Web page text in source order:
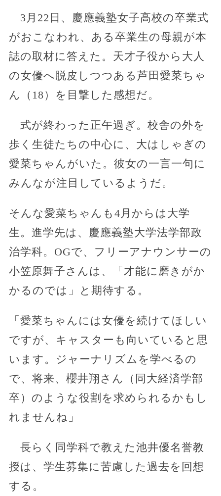
3月22日、慶應義塾女子高校の卒業式
がおこなわれ、ある卒業生の母親が本
誌の取材に答えた。天才子役から大人
の女優へ脱皮しつつある芦田愛菜ちゃ
ん（18）を目撃した感想だ。
式が終わった正午過ぎ。校舎の外を
歩く生徒たちの中心に、大はしゃぎの
愛菜ちゃんがいた。彼女の一言一句に
みんなが注目しているようだ。
そんな愛菜ちゃんも4月からは大学
生。進学先は、慶應義塾大学法学部政
治学科。OGで、フリーアナウンサーの
小笠原舞子さんは、「才能に磨きがか
かるのでは」と期待する。
「愛菜ちゃんには女優を続けてほしい
ですが、キャスターも向いていると思
います。ジャーナリズムを学べるの
で、将来、櫻井翔さん（同大経済学部
卒）のような役割を求められるかもし
れませんね」
長らく同学科で教えた池井優名誉教
授は、学生募集に苦慮した過去を回想
する。